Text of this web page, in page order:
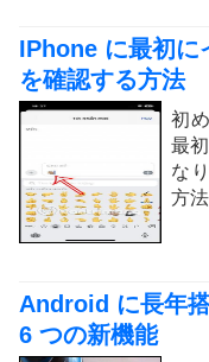
IPhone に最初に
を確認する方法
初
最
な
方
Android に長年
6 つの新機能